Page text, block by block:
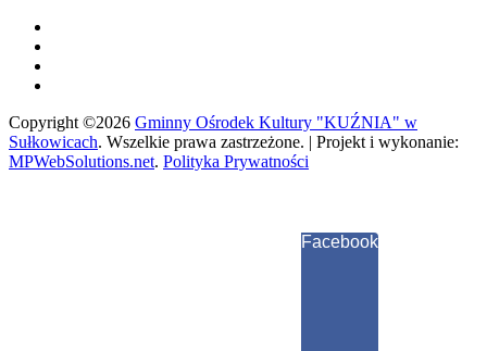
Copyright ©2026 Gminny Ośrodek Kultury "KUŹNIA" w
Sułkowicach. Wszelkie prawa zastrzeżone. | Projekt i wykonanie:
MPWebSolutions.net. Polityka Prywatności
Facebook